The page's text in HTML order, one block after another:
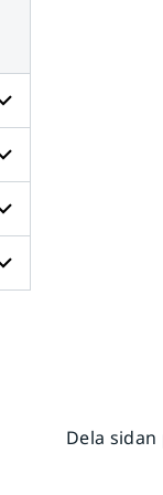
Dela sidan